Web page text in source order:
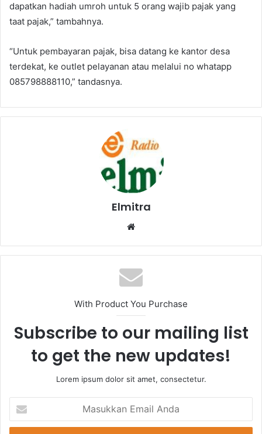
dapatkan hadiah umroh untuk 5 orang wajib pajak yang
taat pajak,” tambahnya.
“Untuk pembayaran pajak, bisa datang ke kantor desa
terdekat, ke outlet pelayanan atau melalui no whatapp
085798888110,” tandasnya.
Elmitra
Website
With Product You Purchase
Subscribe to our mailing list
to get the new updates!
Lorem ipsum dolor sit amet, consectetur.
Email
Anda